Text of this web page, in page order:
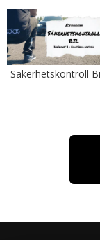
Säkerhetskontroll